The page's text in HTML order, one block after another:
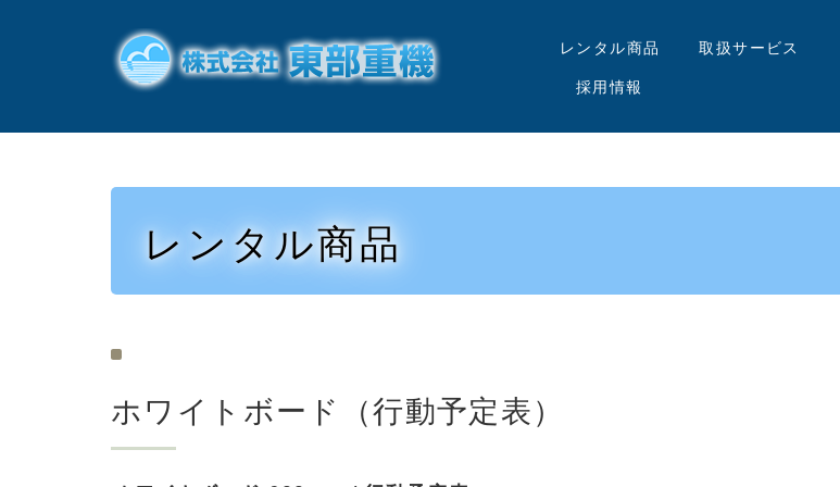
レンタル商品 取扱サービス
採用情報
レンタル商品
ホワイトボード（行動予定表）